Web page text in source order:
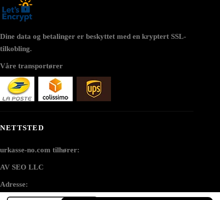
Dine data og betalinger er beskyttet med en kryptert SSL-
tilkobling.
Våre transportører
NETTSTED
urkasse-no.com tilhører:
AV SEO LLC
Adresse: